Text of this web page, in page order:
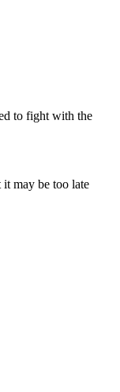
to fight with the
may be too late